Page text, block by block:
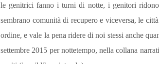
le genitrici fanno i turni di notte, i genitori
sembrano comunità di recupero e viceversa, le
ordine, e vale la pena ridere di noi stessi anche
settembre 2015 per nottetempo, nella collana